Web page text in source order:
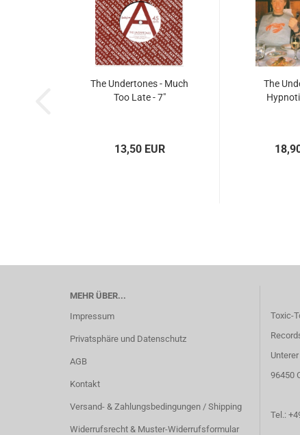
The Undertones - Much
Too Late - 7"
13,50 EUR
The
MEHR ÜBER...
Impressum
Privatsphäre und Datenschutz
AGB
Kontakt
Versand- & Zahlungsbedingungen / Shipping
Widerrufsrecht & Muster-Widerrufsformular
Toxic-
96450
Tel.: